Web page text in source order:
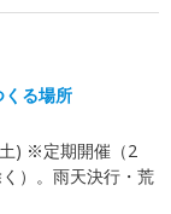
る場所
) ※定期開催（2
）。雨天決行・荒